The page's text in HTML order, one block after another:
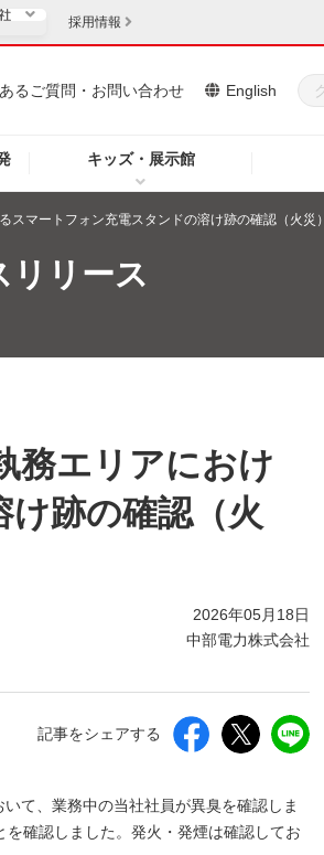
キッズ・展示館
るご質問・お問い合わせ English
安定供給
企業情報
法人のお客さま
採用情報
マートフォン充電スタンドの溶け跡の確認（火災）
リリース
務エリアにおけ
跡の確認（火
2026年05月18日
中部電力株式会社
記事をシェアする
て、業務中の当社社員が異臭を確認しま
確認しました。発火・発煙は確認してお